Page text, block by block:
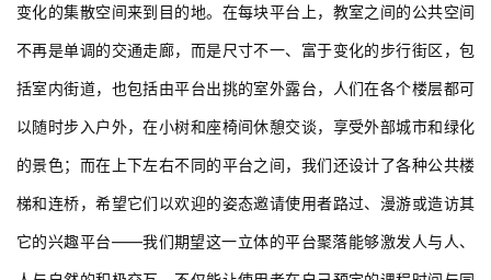
括室内街道，也包括由平台出挑的室外露台，人们在各个楼层都可
以随时步入户外，在小树和座椅间休憩交谈，享受外部城市和绿化
的景色；而在上下左右不同的平台之间，我们还设计了各种公共楼
梯和连桥，希望它们以欢迎的姿态邀请使用者路过、漫游或造访其
它的兴趣平台——我们期望这一立体的平台聚落能够激发人与人、
人与自然的积极交互，不仅能让使用者在自己预定的课程时间与同
好密切交流，也能和在预定课程之外的时间里自由探索其它的兴趣